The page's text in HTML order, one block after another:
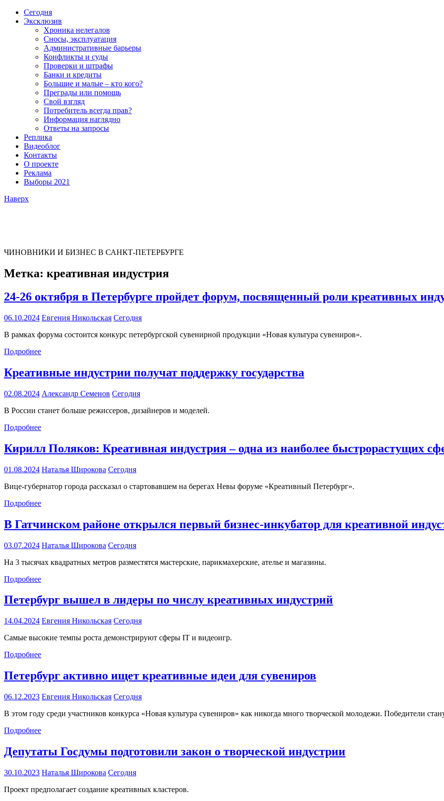
Сегодня
Эксклюзив
Хроника нелегалов
Сносы, эксплуатация
Административные барьеры
Конфликты и суды
Проверки и штрафы
Банки и кредиты
Большие и малые – кто кого?
Преграды или помощь
Свой взгляд
Потребитель всегда прав?
Информация наглядно
Ответы на запросы
Реплика
Видеоблог
Контакты
О проекте
Реклама
Выборы 2021
Наверх
ЧИНОВНИКИ И БИЗНЕС В САНКТ-ПЕТЕРБУРГЕ
Метка: креативная индустрия
24-26 октября в Петербурге пройдет форум, посвященный роли креативных
06.10.2024 Евгения Никольская Сегодня
В рамках форума состоится конкурс петербургской сувенирной продукции «Новая культура сувениров».
Подробнее
Креативные индустрии получат поддержку государства
02.08.2024 Александр Семенов Сегодня
В России станет больше режиссеров, дизайнеров и моделей.
Подробнее
Кирилл Поляков: Креативная индустрия – одна из наиболее быстрорастущих
01.08.2024 Наталья Широкова Сегодня
Вице-губернатор города рассказал о стартовавшем на берегах Невы форуме «Креативный Петербург».
Подробнее
В Гатчинском районе открылся первый бизнес-инкубатор для креативной
03.07.2024 Наталья Широкова Сегодня
На 3 тысячах квадратных метров разместятся мастерские, парикмахерские, ателье и магазины.
Подробнее
Петербург вышел в лидеры по числу креативных индустрий
14.04.2024 Евгения Никольская Сегодня
Самые высокие темпы роста демонстрируют сферы IT и видеоигр.
Подробнее
Петербург активно ищет креативные идеи для сувениров
06.12.2023 Евгения Никольская Сегодня
В этом году среди участников конкурса «Новая культура сувениров» как никогда много творческой молодежи. Победители
Подробнее
Депутаты Госдумы подготовили закон о творческой индустрии
30.10.2023 Наталья Широкова Сегодня
Проект предполагает создание креативных кластеров.